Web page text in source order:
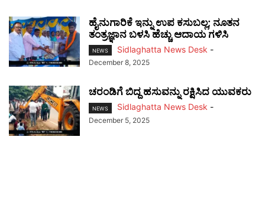
ಹೈನುಗಾರಿಕೆ ಇನ್ನು ಉಪ ಕಸುಬಲ್ಲ; ನೂತನ
ತಂತ್ರಜ್ಞಾನ ಬಳಸಿ ಹೆಚ್ಚು ಆದಾಯ ಗಳಿಸಿ
NEWS Sidlaghatta News Desk -
December 8, 2025
ಚರಂಡಿಗೆ ಬಿದ್ದ ಹಸುವನ್ನು ರಕ್ಷಿಸಿದ ಯುವಕರು
NEWS Sidlaghatta News Desk -
December 5, 2025